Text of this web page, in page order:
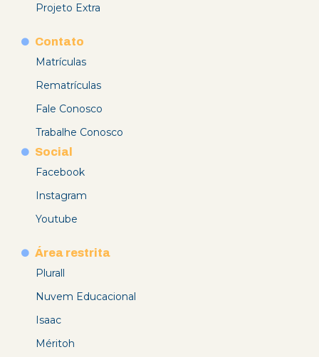
Projeto Extra
Contato
Matrículas
Rematrículas
Fale Conosco
Trabalhe Conosco
Social
Facebook
Instagram
Youtube
Área restrita
Plurall
Nuvem Educacional
Isaac
Méritoh